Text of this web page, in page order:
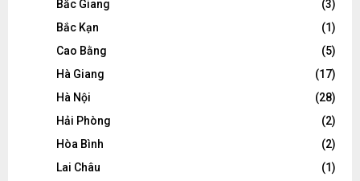
Bắc Giang
(3)
Bắc Kạn
(1)
Cao Bằng
(5)
Hà Giang
(17)
Hà Nội
(28)
Hải Phòng
(2)
Hòa Bình
(2)
Lai Châu
(1)